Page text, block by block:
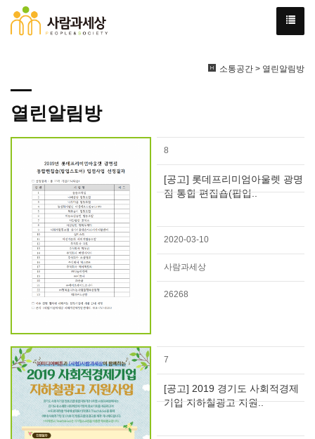
소통공간 > 열린알림방
열린알림방
8
[공고] 롯데프리미엄아울렛 광명
점 통합 편집숍(팝업..
2020-03-10
사람과세상
26268
7
[공고] 2019 경기도 사회적경제
기업 지하철광고 지원..